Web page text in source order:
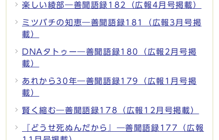
楽しい綾部―善聞語録182（広報4月号掲載）
ミツバチの知恵―善聞語録181（広報3月号掲
載）
DNAタトゥー―善聞語録180（広報2月号掲
載）
あれから30年―善聞語録179（広報1月号掲
載）
賢く縮む―善聞語録178（広報12月号掲載）
『どうせ死ぬんだから』―善聞語録177（広報